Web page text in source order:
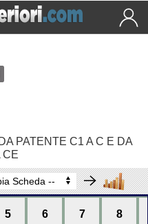
PATENTE C1 A C E DA
CE
5 6 7 8